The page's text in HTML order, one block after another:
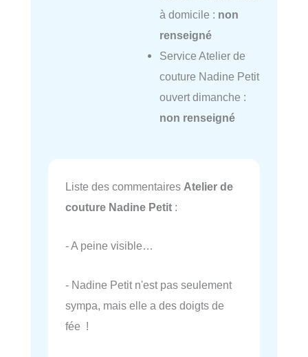
à domicile : non
renseigné
Service Atelier de
couture Nadine Petit
ouvert dimanche :
non renseigné
Liste des commentaires Atelier de
couture Nadine Petit :
- A peine visible…
- Nadine Petit n'est pas seulement
sympa, mais elle a des doigts de
fée !